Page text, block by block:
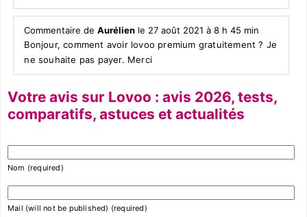
Commentaire deAurélien le 27 août 2021 à 8 h 45 min
Bonjour, comment avoir lovoo premium gratuitement ? Je
ne souhaite pas payer. Merci
Votre avis sur Lovoo : avis 2026, tests,
comparatifs, astuces et actualités
Nom (required)
Mail (will not be published) (required)